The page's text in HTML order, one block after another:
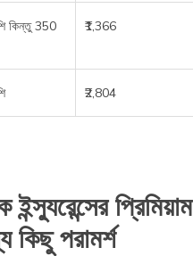
কিন্তু 350
₹1,366
₹2,804
প্রিমিয়াম
কিছু পরামর্শ